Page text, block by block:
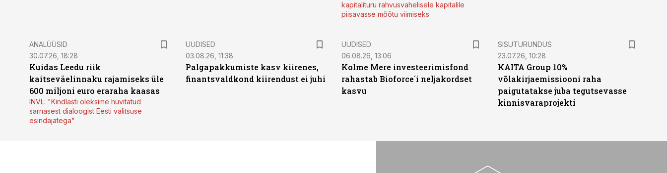
kapitalituru rahvusvahelisele kapitalile
piisavasse mõõtu viimiseks
ANALÜÜSID
30.07.26, 18:28
Kuidas Leedu riik
kaitseväelinnaku rajamiseks üle
600 miljoni euro eraraha kaasas
INVL: "Kindlasti oleksime huvitatud
sarnasest dialoogist Eesti valitsuse
esindajatega"
UUDISED
03.08.26, 11:38
Palgapakkumiste kasv kiirenes,
finantsvaldkond kiirendust ei juhi
UUDISED
06.08.26, 13:06
Kolme Mere investeerimisfond
rahastab Bioforce´i neljakordset
kasvu
ST
SISUTURUNDUS
23.07.26, 10:28
KAITA Group 10%
võlakirjaemissiooni raha
paigutatakse juba tegutsevasse
kinnisvaraprojekti